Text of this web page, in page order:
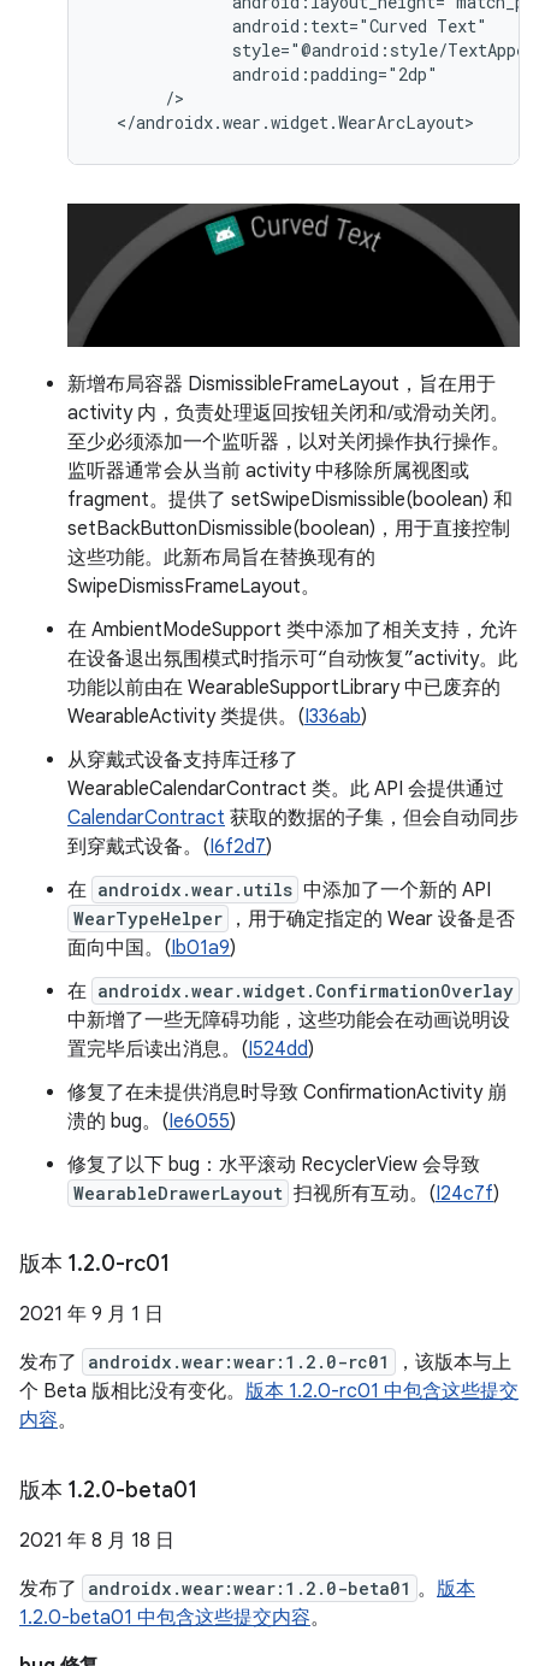
android:text="Curved
新增布局容器 DismissibleFrameLayout，旨在用于
activity 内，负责处理返回按钮关闭和/或滑动关闭。
至少必须添加一个监听器，以对关闭操作执行操作。
监听器通常会从当前 activity 中移除所属视图或
fragment。提供了 setSwipeDismissible(boolean) 和
setBackButtonDismissible(boolean)，用于直接控制
这些功能。此新布局旨在替换现有的
SwipeDismissFrameLayout。
在 AmbientModeSupport 类中添加了相关支持，允许
在设备退出氛围模式时指示可“自动恢复”activity。此
功能以前由在 WearableSupportLibrary 中已废弃的
WearableActivity 类提供。(I336ab)
从穿戴式设备支持库迁移了
WearableCalendarContract 类。此 API 会提供通过
CalendarContract 获取的数据的子集，但会自动同步
到穿戴式设备。(I6f2d7)
在 androidx.wear.utils 中添加了一个新的 API
WearTypeHelper
，用于确定指定的 Wear 设备是否
面向中国。(Ib01a9)
在 androidx.wear.widget.ConfirmationOverlay
中新增了一些无障碍功能，这些功能会在动画说明设
置完毕后读出消息。(I524dd)
修复了在未提供消息时导致 ConfirmationActivity 崩
溃的 bug。(Ie6055)
修复了以下 bug：水平滚动 RecyclerView 会导致
WearableDrawerLayout 扫视所有互动。(I24c7f)
版本 1.2.0-rc01
2021 年 9 月 1 日
发布了
androidx.wear:wear:1.2.0-rc01
，该版本与上
个 Beta 版相比没有变化。 版本 1.2.0-rc01 中包含这些提交
内容。
版本 1.2.0-beta01
2021 年 8 月 18 日
发布了
androidx.wear:wear:1.2.0-beta01 。 版本
1.2.0-beta01 中包含这些提交内容。